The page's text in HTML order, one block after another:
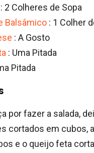
: 2 Colheres de Sopa
Balsâmico : 1 Colher
: A Gosto
: Uma Pitada
Pitada
por fazer a salada,
cortados em cubos,
e o queijo feta